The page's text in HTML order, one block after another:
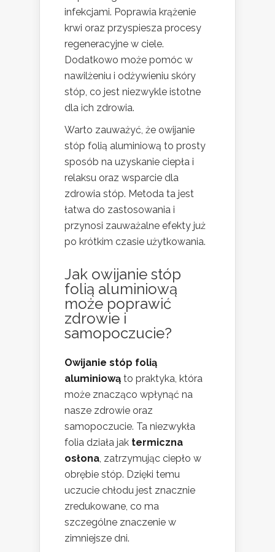
infekcjami. Poprawia krążenie
krwi oraz przyspiesza procesy
regeneracyjne w ciele.
Dodatkowo może pomóc w
nawilżeniu i odżywieniu skóry
stóp, co jest niezwykle istotne
dla ich zdrowia.
Warto zauważyć, że owijanie
stóp folią aluminiową to prosty
sposób na uzyskanie ciepła i
relaksu oraz wsparcie dla
zdrowia stóp. Metoda ta jest
łatwa do zastosowania i
przynosi zauważalne efekty już
po krótkim czasie użytkowania.
Jak owijanie stóp
folią aluminiową
może poprawić
zdrowie i
samopoczucie?
Owijanie stóp folią
aluminiową to praktyka, która
może znacząco wpłynąć na
nasze zdrowie oraz
samopoczucie. Ta niezwykła
folia działa jak termiczna
osłona, zatrzymując ciepło w
obrębie stóp. Dzięki temu
uczucie chłodu jest znacznie
zredukowane, co ma
szczególne znaczenie w
zimniejsze dni.